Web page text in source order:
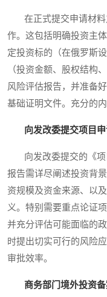
在正式提交申请材料
作。这包括明确投资主
定投资标的（在俄罗斯
（投资金额、股权结构
风险评估报告，并准备
基础证明文件。充分的
向发改委提交项目
向发改委提交的《项
报告需详尽阐述投资背
资规模及资金来源、以
义。特别需要重点论证
并充分评估可能面临的
时提出切实可行的风险
审批效率。
商务部门境外投资